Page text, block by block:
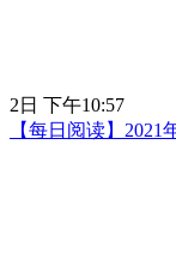
2日 下午10:57
【每日阅读】